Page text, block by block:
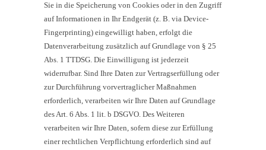
Sie in die Speicherung von Cookies oder in den Zugriff
auf Informationen in Ihr Endgerät (z. B. via Device-
Fingerprinting) eingewilligt haben, erfolgt die
Datenverarbeitung zusätzlich auf Grundlage von § 25
Abs. 1 TTDSG. Die Einwilligung ist jederzeit
widerrufbar. Sind Ihre Daten zur Vertragserfüllung oder
zur Durchführung vorvertraglicher Maßnahmen
erforderlich, verarbeiten wir Ihre Daten auf Grundlage
des Art. 6 Abs. 1 lit. b DSGVO. Des Weiteren
verarbeiten wir Ihre Daten, sofern diese zur Erfüllung
einer rechtlichen Verpflichtung erforderlich sind auf